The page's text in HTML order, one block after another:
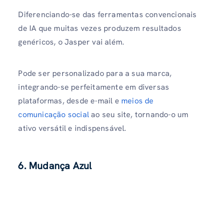
Diferenciando-se das ferramentas convencionais
de IA que muitas vezes produzem resultados
genéricos, o Jasper vai além.
Pode ser personalizado para a sua marca,
integrando-se perfeitamente em diversas
plataformas, desde e-mail e meios de
comunicação socialao seu site, tornando-o um
ativo versátil e indispensável.
6. Mudança Azul